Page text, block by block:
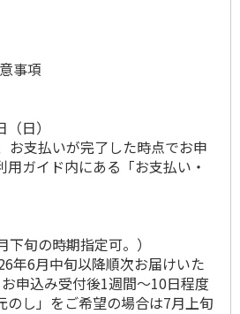
事項
日）
支払いが完了した時点でお申
ガイド内にある「お支払い・
旬の時期指定可。）
年6月中旬以降順次お届けいた
申込み受付後1週間～10日程度
のし」をご希望の場合は7月上旬